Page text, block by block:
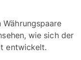
wie sich der
entwickelt.